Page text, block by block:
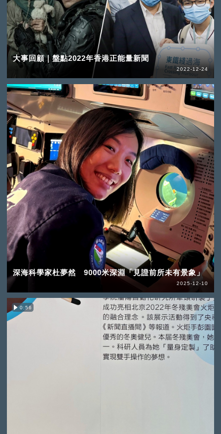
大事回顧｜盤點2022年香港正能量新聞
2022-12-24
深海科學家杜夢然 9000米深淵「見證前所未有景象」
2025-12-10
0:56